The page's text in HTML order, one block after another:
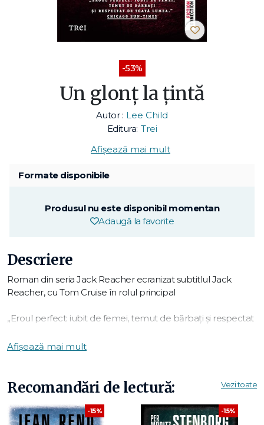
-53%
Un glonț la țintă
Autor : Lee Child
Editura: Trei
Afișează mai mult
Formate disponibile
Produsul nu este disponibil momentan
Adaugă la favorite
Descriere
Roman din seria Jack Reacher ecranizat subtitlul Jack
Reacher, cu Tom Cruise în rolul principal
„Eroul perfect: iubit de femei, temut de bărbați și respectat
Șase focuri de armă. Cinci morți. Un oraș din inima țării
cuprins de teroare. Dar în decurs de câteva ore, polițiștii
clasează cazul. Cu toate astea, acuzatul le spune: „Ați
arestat pe cine nu trebuia". Iar apoi: „Găsiți-l pe Jack
Afișează mai mult
Recomandări de lectură: Vezi toate
-15% -15%